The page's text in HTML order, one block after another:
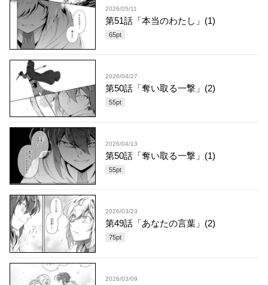
2026/05/11
第51話「本当のわたし」(1)
65pt
2026/04/27
第50話「奪い取る一撃」(2)
55pt
2026/04/13
第50話「奪い取る一撃」(1)
55pt
2026/03/23
第49話「あなたの言葉」(2)
75pt
2026/03/09